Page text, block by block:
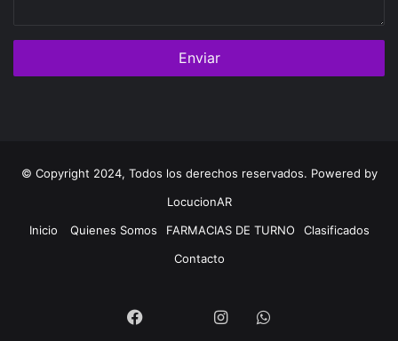
© Copyright 2024, Todos los derechos reservados. Powered by
LocucionAR
Inicio
Quienes Somos FARMACIAS DE TURNO
Clasificados
Contacto
Facebook InstagramWhatsapp